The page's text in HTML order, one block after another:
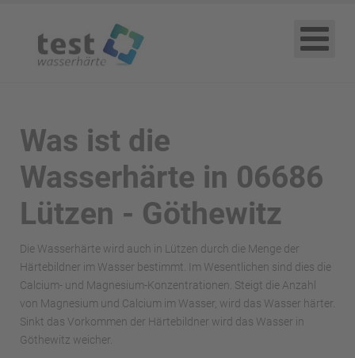
Was ist die
Wasserhärte in 06686
Lützen - Göthewitz
Die Wasserhärte wird auch in Lützen durch die Menge der
Härtebildner im Wasser bestimmt. Im Wesentlichen sind dies die
Calcium- und Magnesium-Konzentrationen. Steigt die Anzahl
von Magnesium und Calcium im Wasser, wird das Wasser härter.
Sinkt das Vorkommen der Härtebildner wird das Wasser in
Göthewitz weicher.